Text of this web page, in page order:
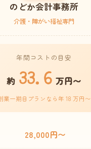
のどか会計事務所
介護・障がい福祉専門
年間コストの目安
約 33.6 万円〜
業一期目プランなら年 18 万円〜
28,000円〜